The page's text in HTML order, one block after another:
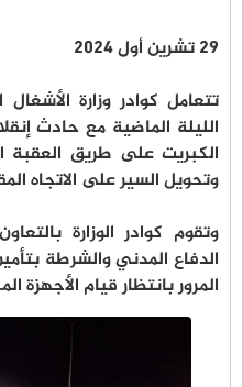
29 تشرين أول 2024
تتعامل كوادر وزارة
الليلة الماضية مع حادث
الكبريت على طريق العقبة
وتحويل السير على الاتجاه
وتقوم كوادر الوزارة
الدفاع المدني والشرطة
المرور بانتظار قيام